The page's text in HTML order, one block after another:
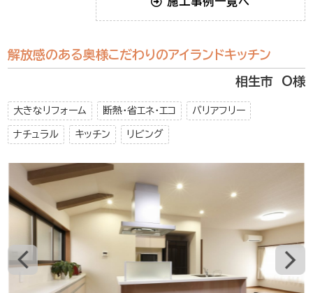
解放感のある奥様こだわりのアイランドキッチン
相生市 O様
大きなリフォーム 断熱・省エネ・エコ バリアフリー
ナチュラル キッチン リビング